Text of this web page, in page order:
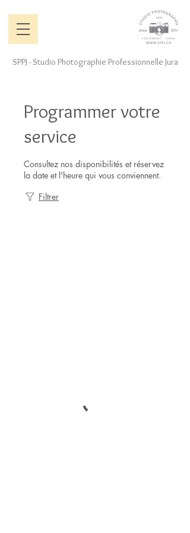
SPPJ - Studio Photographie Professionnelle Jura
Programmer votre
service
Consultez nos disponibilités et réservez
la date et l'heure qui vous conviennent.
Filtrer